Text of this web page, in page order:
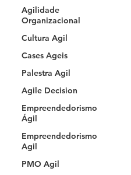
Agilidade
Organizacional
Cultura Agil
Cases Ageis
Palestra Agil
Agile Decision
Empreendedorismo
Ágil
Empreendedorismo
Agil
PMO Agil